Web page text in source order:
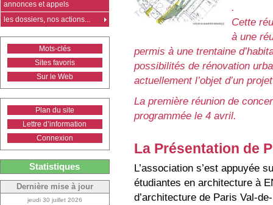
.
Cette
à une
permis à une trentaine
possibilités de rénovation
actuellement l’objet d’un
La première réunion de
programmée le 4 avril.
La Présentation de
L’association s’est appuyée
étudiantes en architecture à
d’architecture de Paris Val-
annonces et appels
les dossiers, nos actions...
Mots-clés
Sites favoris
Sur le Web
Plan du site
Lettre d’information
Connexion
Statistiques
Dernière mise à jour
jeudi 30 juillet 2026